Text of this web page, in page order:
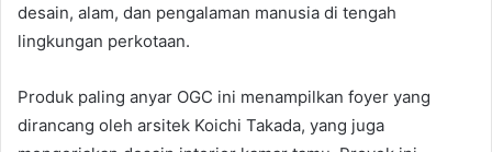
desain, alam, dan pengalaman manusia di tengah
lingkungan perkotaan.
Produk paling anyar OGC ini menampilkan foyer yang
dirancang oleh arsitek Koichi Takada, yang juga